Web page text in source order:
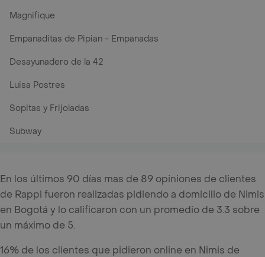
Magnifique
Empanaditas de Pipian - Empanadas
Desayunadero de la 42
Luisa Postres
Sopitas y Frijoladas
Subway
En los últimos 90 días mas de 89 opiniones de clientes
de Rappi fueron realizadas pidiendo a domicilio de Nimis
en Bogotá y lo calificaron con un promedio de 3.3 sobre
un máximo de 5.
16% de los clientes que pidieron online en Nimis de